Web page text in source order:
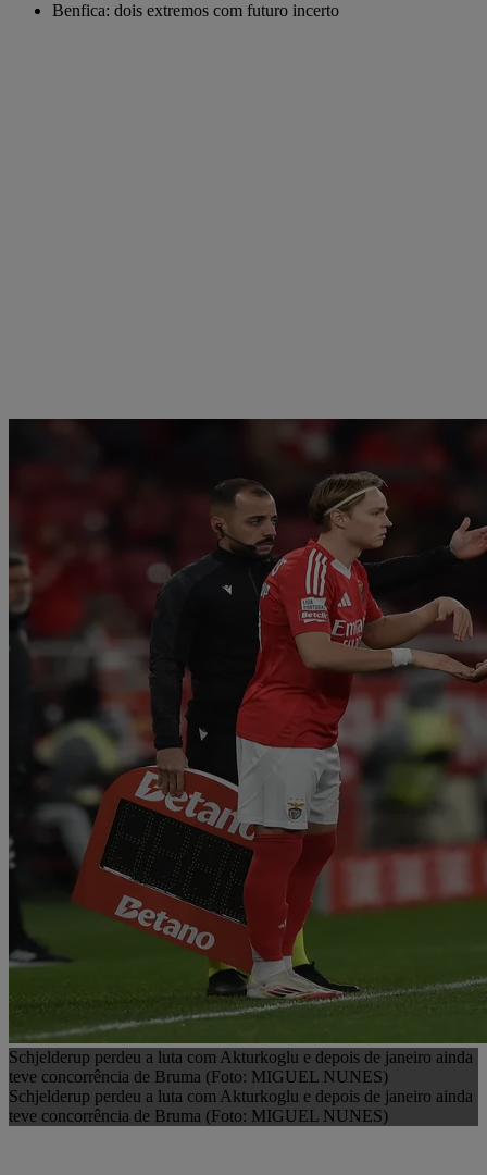
Benfica: dois extremos com futuro incerto
Schjelderup perdeu a luta com Akturkoglu e depois de janeiro ainda
teve concorrência de Bruma (Foto: MIGUEL NUNES)
Schjelderup perdeu a luta com Akturkoglu e depois de janeiro ainda
teve concorrência de Bruma (Foto: MIGUEL NUNES)